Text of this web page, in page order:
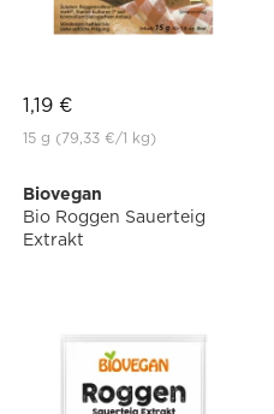
1,19 €
15 g (79,33 €/1 kg)
Biovegan
Bio Roggen Sauerteig
Extrakt